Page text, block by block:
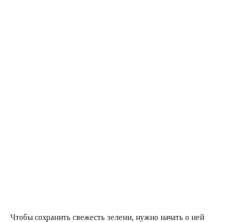
Чтобы сохранить свежесть зелени, нужно начать о ней